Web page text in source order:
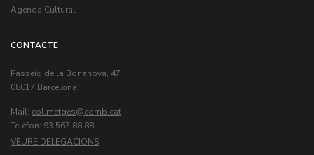
Agenda Cultural
CONTACTE
Passeig de la Bonanova, 47
08017 Barcelona
Mail: col.metges
Teléfon: 93 567 88 88
VEURE DELEGACIONS